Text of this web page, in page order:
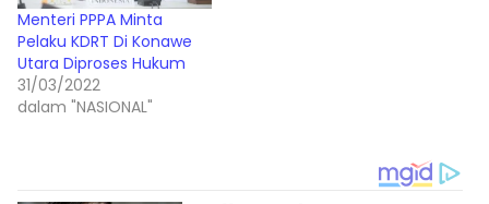
Menteri PPPA Minta
Pelaku KDRT Di Konawe
Utara Diproses Hukum
31/03/2022
dalam "NASIONAL"